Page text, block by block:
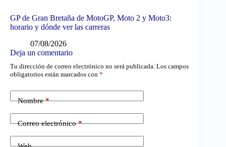
GP de Gran Bretaña de MotoGP, Moto 2 y Moto3:
horario y dónde ver las carreras
07/08/2026
Deja un comentario
Tu dirección de correo electrónico no será publicada. Los campos
obligatorios están marcados con *
Nombre*
Correo electrónico*